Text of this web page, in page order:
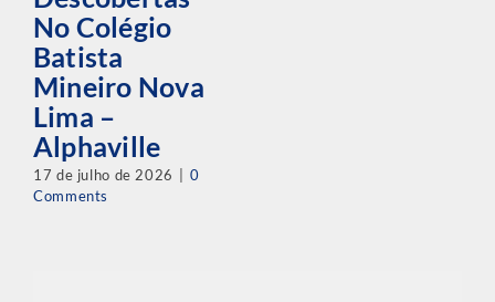
No Colégio
Batista
Mineiro Nova
Lima –
Alphaville
17 de julho de 2026
0
Comments